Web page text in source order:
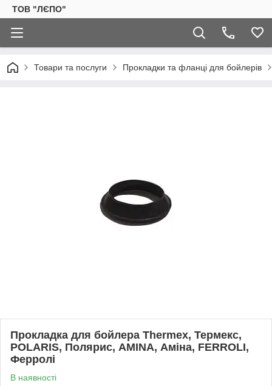
ТОВ "ЛЄПО"
Товари та послуги Прокладки та фланці для бойлерів
Прокладка для бойлера Thermex, Термекс,
POLARIS, Полярис, AMINA, Аміна, FERROLI,
Ферролі
В наявності